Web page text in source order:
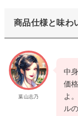
商品仕様と味わ
葉山志乃
中
価
よ
ル